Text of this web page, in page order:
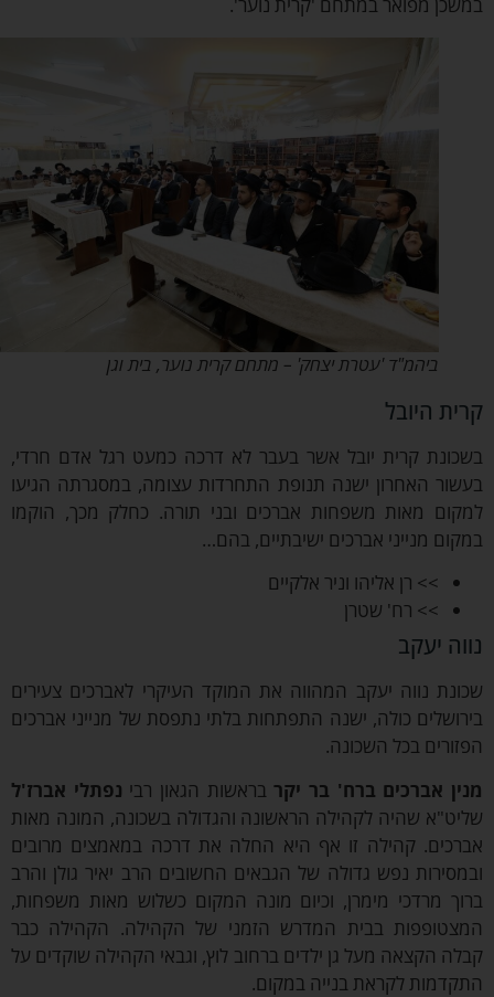
ביהמ"ד 'עטרת יצחק' – מתחם קרית נוער, בית וגן
היובל
קרית יובל אשר בעבר לא דרכה כמעט רגל אדם חרדי,
האחרון ישנה תנופת התחרדות עצומה, במסגרתה הגיעו
מאות משפחות אברכים ובני תורה. כחלק מכך, הוקמו
מנייני אברכים ישיבתיים, בהם…
>> רן אליהו וניר אלקיים
>> רח' שטרן
יעקב
נווה יעקב המהווה את המוקד העיקרי לאברכים צעירים
כולה, ישנה התפתחות בלתי נתפסת של מנייני אברכים
בכל השכונה.
אברכים ברח' בר יקר בראשות הגאון רבי נפתלי אברז'ל
שהיה לקהילה הראשונה והגדולה בשכונה, המונה מאות
קהילה זו אף היא החלה את דרכה במאמצים מרובים
נפש גדולה של הגבאים החשובים הרב יאיר גולן והרב
מרדכי מימרן, וכיום מונה המקום כשלוש מאות משפחות,
בבית המדרש הזמני של הקהילה. הקהילה כבר
הקצאה מעל גן ילדים ברחוב לוץ, וגבאי הקהילה שוקדים על
לקראת בנייה במקום.